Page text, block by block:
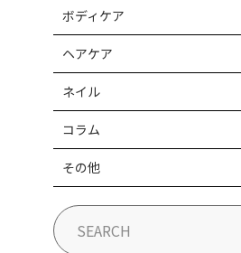
ボディケア
ヘアケア
ネイル
コラム
その他